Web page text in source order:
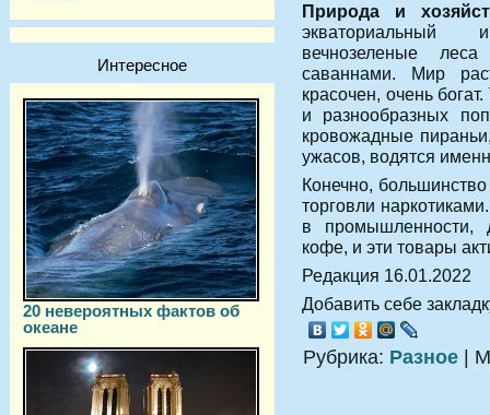
Интересное
20 невероятных фактов об
океане
Природа и
экваториальный
вечнозеленые
саваннами. Мир
красочен, очень
и разнообразных
кровожадные
ужасов, водятся
Конечно,
торговли
в промышленности,
кофе, и эти товары
Редакция 16.01.2022
Добавить себе
Рубрика: Разное |